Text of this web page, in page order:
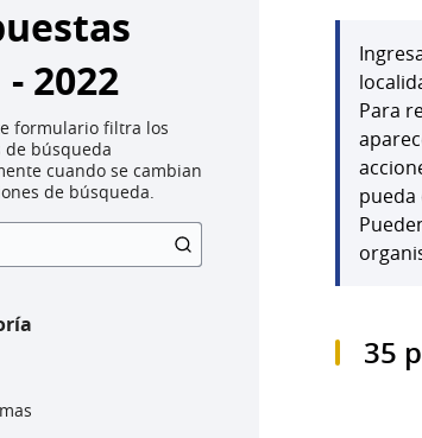
- 2022
formulario filtra los
de búsqueda
cuando se cambian
de búsqueda.
Para
pueda
35